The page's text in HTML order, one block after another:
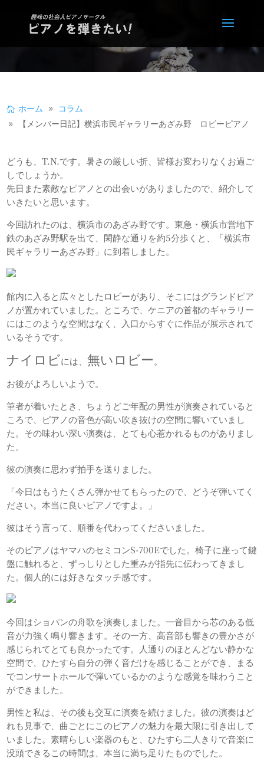
ホーム
コラム
【メンバー日記】横浜市民ギャラリーあざみ野 ロビーピアノ
どうも、T.N.です。暑さの厳しい折、皆様お変わりなくお過ご
しでしょうか。
先日また素敵なピアノとの出会いがありましたので、紹介して
いきたいと思います。
今回訪れたのは、横浜市のあざみ野です。東急・横浜市営地下
鉄のあざみ野駅を出て、閑静な通りを約5分歩くと、「横浜市
民ギャラリーあざみ野」に到着しました。
館内に入ると広々としたロビーがあり、そこにはグランドピア
ノが置かれていました。ところで、ケニアの首都のギャラリー
にはこのような空間はなく、入口からすぐに作品が展示されて
いるそうです。
ナイロビには、無いロビー。
お後がよろしいようで。
筆者が着いたとき、ちょうどご年配の男性が演奏されていると
ころで、ピアノの音色が高い吹き抜けの空間に響いていまし
た。その味わい深い演奏は、とても心惹かれるものがありまし
た。
彼の演奏に思わず拍手を送りました。
「今日はもうたくさん弾かせてもらったので、どうぞ弾いてく
ださい。本当に良いピアノですよ。」
彼はそう言って、順番を代わってくださいました。
そのピアノはヤマハのセミコンS-700Eでした。椅子に座って鍵
盤に触れると、ずっしりとした重みが指先に伝わってきまし
た。個人的には好きなタッチ感です。
今回はショパンの舟歌を演奏しました。一音目から芯のある低
音が力強く鳴り響きます。その一方、高音部も響きの豊かさが
感じられてとても良かったです。人通りのほとんどない静かな
空間で、ひたすら自分の弾く音だけを感じることができ、まる
でコンサートホールで弾いているかのような感覚を味わうこと
ができました。
男性と私は、その後も交互に演奏を続けました。彼の演奏はど
れも見事で、曲ごとにこのピアノの魅力を最大限に引き出して
いました。素晴らしい楽器のもと、ひたすら二人きりで音楽に
没頭できるこの時間は、本当に満ち足りたものでした。